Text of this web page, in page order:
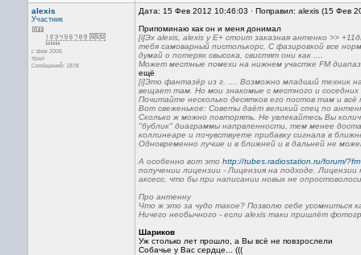
alexis
Участник
с фев 2006
Урал
Сообщений: 1878
Дата: 15 Фев 2012 10:46:03 · Поправил: alexis (15 Фев
Припоминаю как он и меня донимал
[i]Эх alexis, alexis у Е+ стоит заказная антенко >>
тебя самоварный пистолькорс, С фазировкой все
думай о потерях свысока, свистят они как ....
Может местные помехи на нижнем участке FM
ещё
[i]Это фантазёр из г. .... Возможно младший техник
вещает там. Но мои знакомые с местного и
Почитайте несколько десятков его постов там и
Вот свеженькое: Советы даёт великий спец по
Сколько ж можно повторять. Не увлекайтесь Вы
"бублик" диаграммы напрвленности, тем менее
коллинеаре и почувствуете прибавку сигнала в
Одновременно лучше и в ближней и в дальней не
А особенно вот это http://tubes.radiostation.ru/forum/
получении лицензии - Лицензия на подходе.
аксесс, что бы при написании новых не
Про антенну
Что ж это за чудо такое? Позволю себе усомниться
Ничего необычного - если alexis таки пришлёт
Шариков
Уж столько лет прошло, а Вы всё не повзрослели
Собачье у Вас сердце... (((